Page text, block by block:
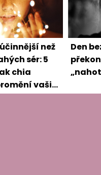
než
sér: 5
chia
vaši
Den